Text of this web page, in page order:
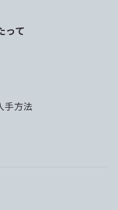
って
手方法